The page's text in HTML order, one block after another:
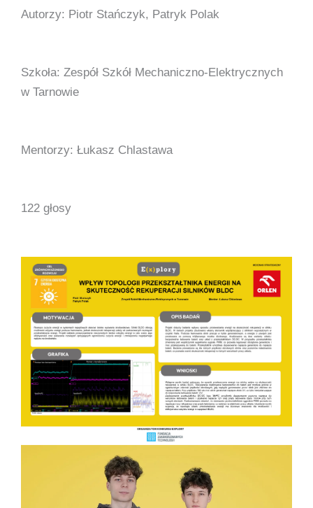
Autorzy: Piotr Stańczyk, Patryk Polak
Szkoła: Zespół Szkół Mechaniczno-Elektrycznych
w Tarnowie​ ​
Mentorzy: Łukasz Chlastawa
122 głosy